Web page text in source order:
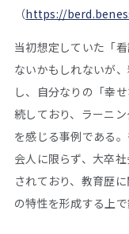
（https://
当初想定していた「
ないかもしれないが
し、自分なりの「幸
続しており、ラーニ
を感じる事例である
会人に限らず、大卒
されており、教育歴
の特性を形成する上